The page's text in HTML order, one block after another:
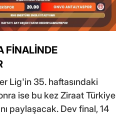
FİNALİNDE
Lig'in 35. haftasındaki
ise bu kez Ziraat Türkiye
paylaşacak. Dev final, 14